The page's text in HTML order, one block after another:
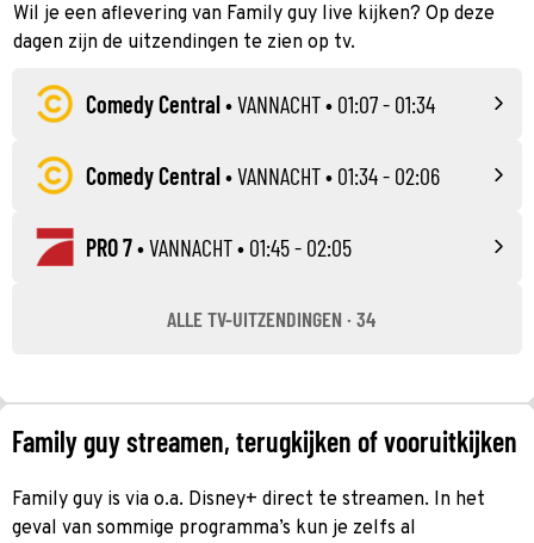
Wil je een aflevering van Family guy live kijken? Op deze
dagen zijn de uitzendingen te zien op tv.
Comedy Central•VANNACHT• 01:07 - 01:34
Comedy Central•VANNACHT• 01:34 - 02:06
PRO 7•VANNACHT• 01:45 - 02:05
ALLE TV-UITZENDINGEN · 34
Family guy streamen, terugkijken of vooruitkijken
Family guy is via o.a. Disney+ direct te streamen. In het
geval van sommige programma’s kun je zelfs al